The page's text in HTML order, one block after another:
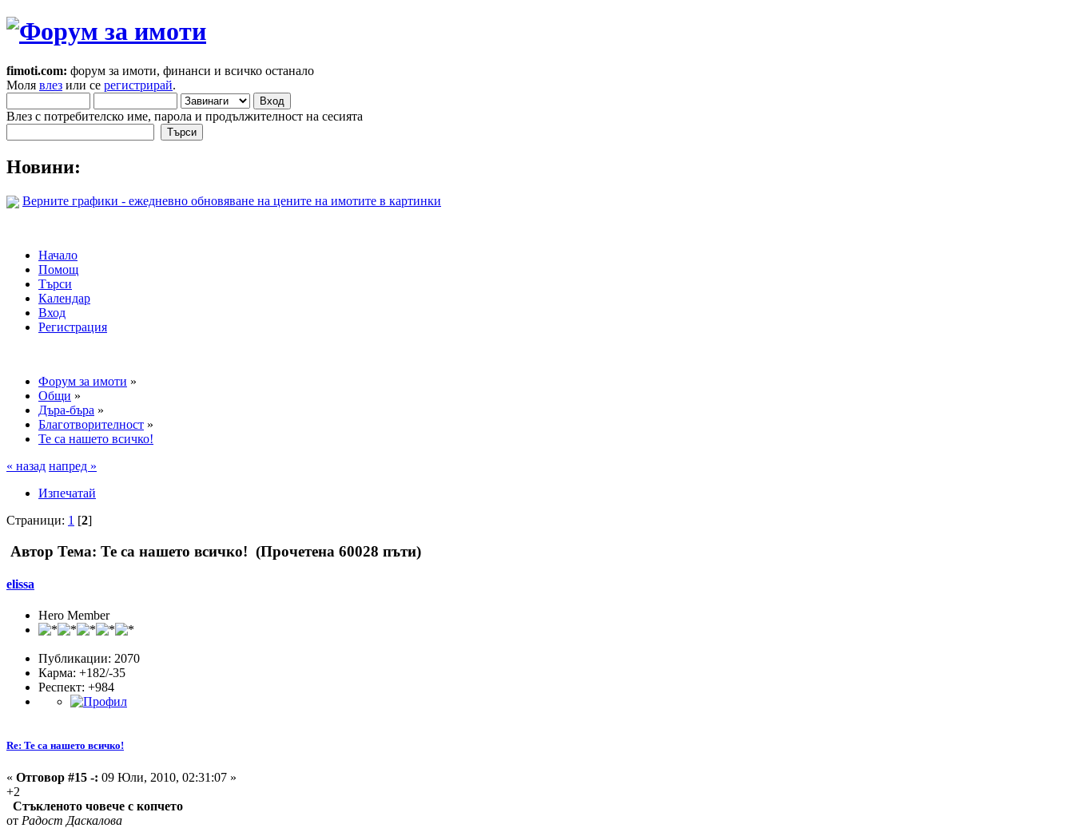
fimoti.com: форум за имоти, финанси и всичко останало
Моля влез или се регистрирай.
Влез с потребителско име, парола и продължителност на сесията
Новини:
Верните графики - ежедневно обновяване на цените на имотите в картинки
Начало
Помощ
Търси
Календар
Вход
Регистрация
Форум за имоти »
Общи »
Дъра-бъра »
Благотворителност »
Те са нашето всичко!
« назад напред »
Изпечатай
Страници: 1 [2]
Автор Тема: Те са нашето всичко! (Прочетена 60028 пъти)
elissa
Hero Member
Публикации: 2070
Карма: +182/-35
Респект: +984
Re: Те са нашето всичко!
« Отговор #15 -: 09 Юли, 2010, 02:31:07 »
+2
Стъкленото човече с копчето
от Радост Даскалова